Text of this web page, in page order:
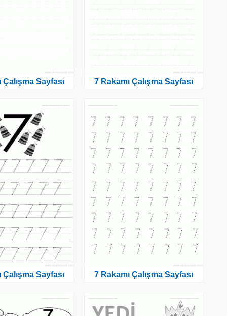
Çalışma Sayfası
Çalışma Sayfası
7 Rakamı Çalışma Sayfası
7 Rakamı Çalışma Sayfası